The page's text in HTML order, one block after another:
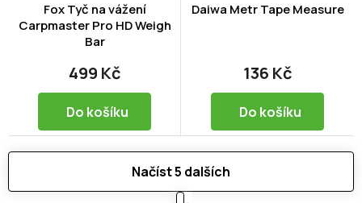
Fox Tyč na vážení
Carpmaster Pro HD Weigh
Bar
499 Kč
Do košíku
Daiwa Metr Tape Measure
136 Kč
Do košíku
Načíst 5 dalších
S